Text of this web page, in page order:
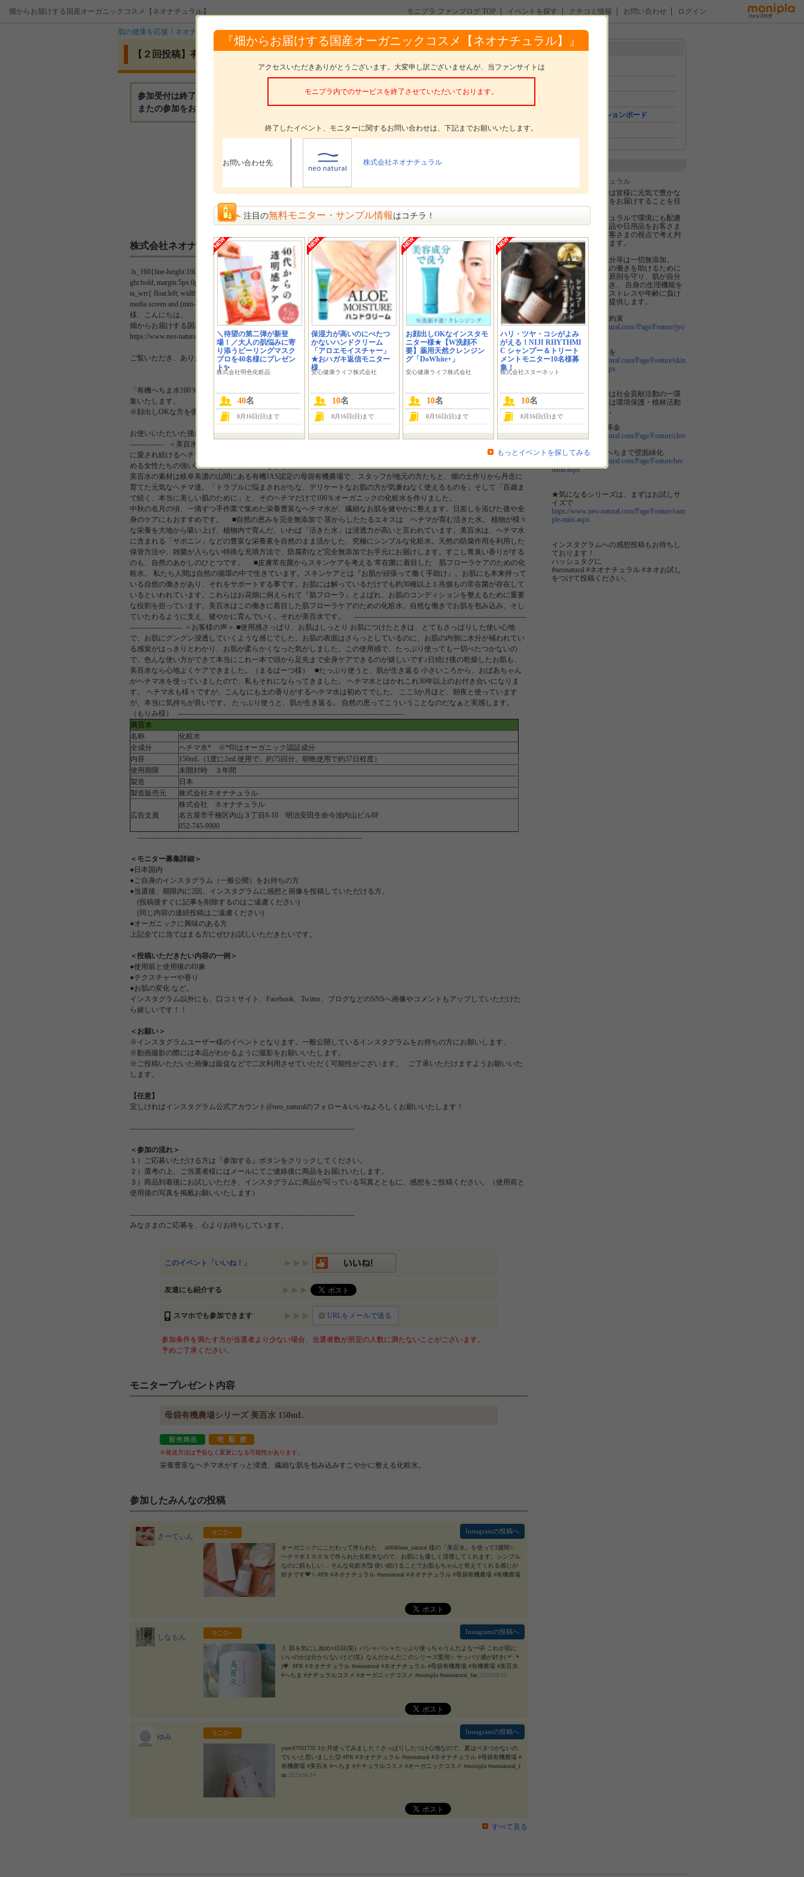
畑からお届けする国産オーガニックコスメ【ネオナチュラル】 モニプラ ファンブログ TOP イベントを探す クチコミ情報 お問い合わせ ログイン
肌の健康を応援！ネオナチュラル イベント 【２回投稿】有機へちま水100％のオーガニック化粧水【15名様】
『畑からお届けする国産オーガニックコスメ【ネオナチュラル】』
アクセスいただきありがとうございます。大変申し訳ございませんが、当ファンサイトは
モニプラ内でのサービスを終了させていただいております。
終了したイベント、モニターに関するお問い合わせは、下記までお願いいたします。
お問い合わせ先 株式会社ネオナチュラル
注目の無料モニター・サンプル情報 はコチラ！
＼待望の第二弾が新登
場！／大人の肌悩みに寄
り添うピーリングマスク
プロを40名様にプレゼン
ト✨
株式会社明色化粧品
40名
8月16日(日)まで
保湿力が高いのにべたつ
かないハンドクリーム
「アロエモイスチャー」
★おハガキ返信モニター
様
安心健康ライフ株式会社
10名
8月16日(日)まで
お顔出しOKなインスタモ
ニター様★【W洗顔不
要】薬用天然クレンジン
グ「DoWhite+」
安心健康ライフ株式会社
10名
8月16日(日)まで
ハリ・ツヤ・コシがよみ
がえる！NIJI RHYTHMI
C シャンプー＆トリート
メントモニター10名様募
集！
株式会社スターネット
10名
8月16日(日)まで
もっとイベントを探してみる
【２回投稿】有機へちま水100％のオーガニック化粧水【15名様】
参加受付は終了いたしました。
またの参加をお待ちしております。
モニター数 15名
参加〆切 参加受付は終了いたしました
選考方法 選考 発表日： 7月18日(火)
株式会社ネオナチュラルからのメッセージ
.ls_160{line-height:160%;} #sozai_mr{ float:left; width:150px; height:340px; margin-right:7px; display:inline; } #sozai_mr .name{ font-wei
ght:bold; margin:5px 0px; } .sonota_wrl{ background-color:#99ccff; width:120px; float:left; margin:1px 0px 0px 1px; padding:5px; } .sono
ta_wrr{ float:left; width:420px; margin:1px 0px 0px 5px; padding:2px 2px 5px 2px; } .layout_content .system_content { width: 100%; } @
media screen and (min-width: 480px){ .FS2_sort_menu_bg, .FS2_GroupLayout { width: 1100px; margin: 0px auto; } } モニプラの皆
様、こんにちは。
畑からお届けする国産オーガニックコスメ ネオナチュラルです。
https://www.neo-natural.com/
ご覧いただき、ありがとうございます。
「有機へちま水100％のめぐみを肌にたっぷり♪ 美百水 150mL＜化粧水・本製品＞」 のインスタグラムモニターを15名様募
集いたします。
※顔出しOKな方を優先させていただきます。
お使いいただいた後はInstagramでご感想をお聞かせください！ --------------------------------------------------------------------------------
-------------- ＜美百水について＞ ■究極にシンプルだけれども頼もしい化粧水 古くは江戸時代から“美人水”として多くの女性
に愛され続けるヘチマ水。サポニンなどの豊富な栄養素が、お肌にすっと浸透するため、キメの整った透明感のある肌を求
める女性たちの強い味方として重宝されてきました。
美百水の素材は岐阜美濃の山間にある有機JAS認定の母袋有機農場で、スタッフが地元の方たちと、畑の土作りから丹念に
育てた元気なヘチマ達。「トラブルに悩まされがちな、デリケートなお肌の方が気兼ねなく使えるものを」そして「百歳ま
で続く、本当に美しい肌のために」と、そのヘチマだけで100％オーガニックの化粧水を作りました。
中秋の名月の頃、一滴ずつ手作業で集めた栄養豊富なヘチマ水が、繊細なお肌を健やかに整えます。日差しを浴びた後や全
身のケアにもおすすめです。 ■自然の恵みを完全無添加で 茎からしたたるエキスは ヘチマが育む活きた水。 植物が様々
な栄養を大地から吸い上げ、植物内で育んだ、いわば「活きた水」は浸透力が高いと言われています。美百水は、ヘチマ水
に含まれる「サポニン」などの豊富な栄養素を自然のまま活かした、究極にシンプルな化粧水。天然の防腐作用を利用した
保管方法や、雑菌が入らない特殊な充填方法で、防腐剤など完全無添加でお手元にお届けします。すこし青臭い香りがする
のも、自然のあかしのひとつです。 ■皮膚常在菌からスキンケアを考える 常在菌に着目した 肌フローラケアのための化
粧水。 私たち人間は自然の循環の中で生きています。スキンケアとは『お肌が頑張って働く手助け』。お肌にも本来持って
いる自然の働きがあり、それをサポートする事です。お肌には解っているだけでも約30種以上１兆個もの常在菌が存在して
いるといわれています。これらはお花畑に例えられて『肌フローラ』とよばれ、お肌のコンディションを整えるために重要
な役割を担っています。美百水はこの働きに着目した肌フローラケアのための化粧水。自然な働きでお肌を包み込み、そし
ていたわるように支え、健やかに育んでいく。それが美百水です。 ------------------------------------------------------------------------
---------------------- ＜お客様の声＞ ■使用感さっぱり、お肌はしっとり お肌につけたときは、とてもさっぱりした使い心地
で、お肌にグングン浸透していくような感じでした。お肌の表面はさらっとしているのに、お肌の内側に水分が補われてい
る感覚がはっきりとわかり、お肌が柔らかくなった気がしました。この使用感で、たっぷり使っても一切べたつかないの
で、色んな使い方ができて本当にこれ一本で頭から足先まで全身ケアできるのが嬉しいです♪日焼け後の乾燥したお肌も、
美百水なら心地よくケアできました。（まるぱーつ様） ■たっぷり使うと、肌が生き返る 小さいころから、おばあちゃん
がヘチマ水を使っていましたので、私もそれにならってきました。 ヘチマ水とはかれこれ30年以上のお付き合いになりま
す。 ヘチマ水も様々ですが、こんなにも土の香りがするヘチマ水は初めてでした。 ここ3か月ほど、朝夜と使っています
が、本当に気持ちが良いです。 たっぷり使うと、肌が生き返る。 自然の恵ってこういうことなのだなぁと実感します。
（もりみ様） ----------------------------------------------------------------------------------------------
美百水
名称
化粧水
全成分
ヘチマ水* ※*印はオーガニック認証成分
内容
150mL（1度に2mL使用で、約75回分。朝晩使用で約37日程度）
使用期限
未開封時 ３年間
製造
日本
製造販売元
株式会社ネオナチュラル
広告文責
株式会社 ネオナチュラル
名古屋市千種区内山３丁目8-10 明治安田生命今池内山ビル8F
052-745-9900
----------------------------------------------------------------------------------------------
＜モニター募集詳細＞
●日本国内
●ご自身のインスタグラム（一般公開）をお持ちの方
●当選後、期限内に2回、インスタグラムに感想と画像を投稿していただける方。
(投稿後すぐに記事を削除するのはご遠慮ください)
(同じ内容の連続投稿はご遠慮ください)
●オーガニックに興味のある方
上記全てに当てはまる方にぜひお試しいただきたいです。
＜投稿いただきたい内容の一例＞
●使用前と使用後の印象
●テクスチャーや香り
●お肌の変化 など。
インスタグラム以外にも、口コミサイト、Facebook、Twitter、ブログなどのSNSへ画像やコメントもアップしていただけた
ら嬉しいです！！
＜お願い＞
※インスタグラムユーザー様のイベントとなります。一般公開しているインスタグラムをお持ちの方にお願いします。
※動画撮影の際には本品がわかるように撮影をお願いいたします。
※ご投稿いただいた画像は販促などで二次利用させていただく可能性がございます。 ご了承いただけますようお願いいた
します。
【任意】
宜しければインスタグラム公式アカウント@neo_naturalのフォロー＆いいねよろしくお願いいたします！
----------------------------------------------------------------------------------------------
＜参加の流れ＞
１）ご応募いただける方は『参加する』ボタンをクリックしてください。
２）選考の上、ご当選者様にはメールにてご連絡後に商品をお届けいたします。
３）商品到着後にお試しいただき、インスタグラムに商品が写っている写真とともに、感想をご投稿ください。（使用前と
使用後の写真を掲載お願いいたします）
----------------------------------------------------------------------------------------------
みなさまのご応募を、心よりお待ちしています。
このイベント「いいね！」
友達にも紹介する
スマホでも参加できます URLをメールで送る
参加条件を満たす方が当選者より少ない場合、当選者数が所定の人数に満たないことがございます。
予めご了承ください。
モニタープレゼント内容
母袋有機農場シリーズ 美百水 150mL
※発送方法は予告なく変更になる可能性があります。
栄養豊富なヘチマ水がすっと浸透、繊細な肌を包み込みすこやかに整える化粧水。
参加したみんなの投稿
さーてぃん
オーガニックにこだわって作られた、 u0040neo_natural 様の「美百水」を使って3週間✨
ヘチマ水１００％で作られた化粧水なので、お肌にも優しく浸透してくれます。シンプル
なのに頼もしい… そんな化粧水🥰 使い続けることでお肌もちゃんと答えてくれる感じが
好きです💖✨ #PR #ネオナチュラル #neonatural #ネオナチュラル #母袋有機農場 #有機農場
Instagramの投稿へ
しなもん
⁡💧 ⁡⁡肌を気にし始め○日目(笑) ⁡⁡⁡ ⁡パシャパシャたっぷり使っちゃうんだよなー🤣⁡ ⁡これが肌に
いいのかは分からないけど(笑)⁡ ⁡⁡ ⁡なんだかんだこのシリーズ愛用✨⁡ ⁡サッパリ感が好き( *ˊᵕˋ*
)💗⁡ ⁡ #PR #ネオナチュラル #neonatural #ネオナチュラル #母袋有機農場 #有機農場 #美百水
#へちま #ナチュラルコスメ #オーガニックコスメ #monipla #neonatural_fan 2023/08/19
Instagramの投稿へ
ゆみ
yum47931735 1か月使ってみました！さっぱりしたつけ心地なので、夏はベタつかないの
でいいと思いました😊 #PR #ネオナチュラル #neonatural #ネオナチュラル #母袋有機農場 #
有機農場 #美百水 #へちま #ナチュラルコスメ #オーガニックコスメ #monipla #neonatural_f
an 2023/08/14
Instagramの投稿へ
すべて見る
メニュー
コミュニケーションボード
株式会社ネオナチュラル
ネオナチュラルでは皆様に元気で豊かな
ナチュラルライフをお届けすることを目
的としています。
そのために、ナチュラルで環境にも配慮
したスキンケア製品や日用品をお客さま
に提供し、常にお客さまの視点で考え判
断し実行していきます。
石油由来の合成成分等は一切無添加。
「スキンケアは肌の働きを助けるために
行うもの」という原則を守り、肌が自分
で健やかになる働き、 自身の生理機能を
高める事により、ストレスや年齢に負け
ないスキンケアを提供します。
皆様への５つのお約束
https://www.neo-natural.com//Page/Feature/jyo
ho_5.aspx
真のオーガニックを
https://www.neo-natural.com/Page/Feature/skin
structure_organic.aspx
ネオナチュラルでは社会貢献活動の一環
として売上の一部は環境保護・植林活動
へ寄附しています。
■クローバー環境募金
https://www.neo-natural.com/Page/Feature/clov
■緑のカーテン へちまで壁面緑化
https://www.neo-natural.com/Page/Feature/hec
hima.aspx
★気になるシリーズは、まずはお試しサ
イズで
https://www.neo-natural.com/Page/Feature/sam
ple-mini.aspx
インスタグラムへの感想投稿もお待ちし
ております！
ハッシュタグに
#neonatural #ネオナチュラル #ネオお試し
をつけて投稿ください。